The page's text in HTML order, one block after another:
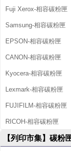
Fuji Xerox-相容碳粉匣
Samsung-相容碳粉匣
EPSON-相容碳粉匣
CANON-相容碳粉匣
Kyocera-相容碳粉匣
Lexmark-相容碳粉匣
FUJIFILM-相容碳粉匣
RICOH-相容碳粉匣
【列印市集】碳粉